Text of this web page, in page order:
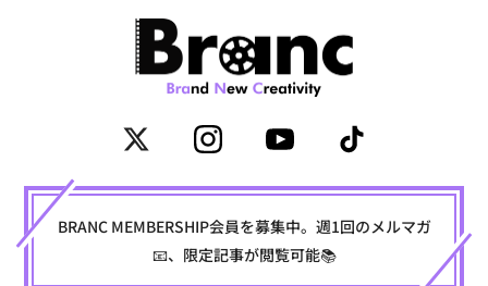
BRANC MEMBERSHIP会員を募集中。週1回のメルマガ
📧、限定記事が閲覧可能📚